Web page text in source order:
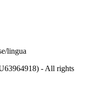
lingua
- All rights